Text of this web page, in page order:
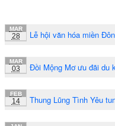
MAR
28 Lễ hội văn hóa miền
MAR
03 Đồi Mộng Mơ ưu đãi du
FEB
14 Thung Lũng Tình Yêu